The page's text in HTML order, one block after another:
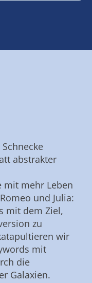
abstrakter
mit mehr Leben
und Julia:
mit dem Ziel,
zu
wir
mit
die
Galaxien.